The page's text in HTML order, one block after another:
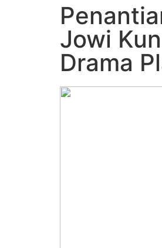
Jowi
Drama